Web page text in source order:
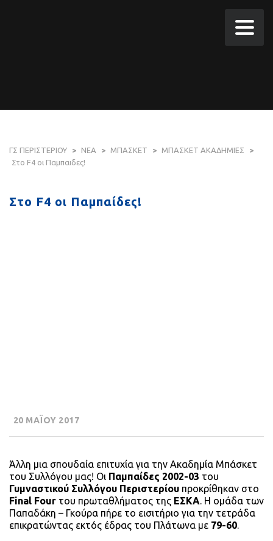
ΓΣ ΠΕΡΙΣΤΕΡΙΟΥ > ΝΕΑ > ΜΠΑΣΚΕΤ > ΜΠΑΣΚΕΤ ΑΚΑΔΗΜΙΕΣ
>
Στο F4 οι Παμπαιδες!
Στο F4 οι Παμπαίδες!
20 ΜΑΪΟΥ 2017
Άλλη μια σπουδαία επιτυχία για την Ακαδημία Μπάσκετ
του Συλλόγου μας! Οι Παμπαίδες 2002-03 του
Γυμναστικού Συλλόγου Περιστερίου προκρίθηκαν στο
Final Four του πρωταθλήματος της ΕΣΚΑ. Η ομάδα των
Παπαδάκη – Γκούρα πήρε το εισιτήριο για την τετράδα
επικρατώντας εκτός έδρας του Πλάτωνα με 79-60.